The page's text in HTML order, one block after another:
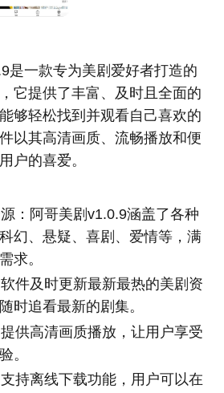
是一款专为美剧爱好者打造的
它提供了丰富、及时且全面的
够轻松找到并观看自己喜欢的
以其高清画质、流畅播放和便
户的喜爱。
：阿哥美剧v1.0.9涵盖了各种
幻、悬疑、喜剧、爱情等，满
求。
件及时更新最新最热的美剧资
时追看最新的剧集。
供高清画质播放，让用户享受
。
持离线下载功能，用户可以在